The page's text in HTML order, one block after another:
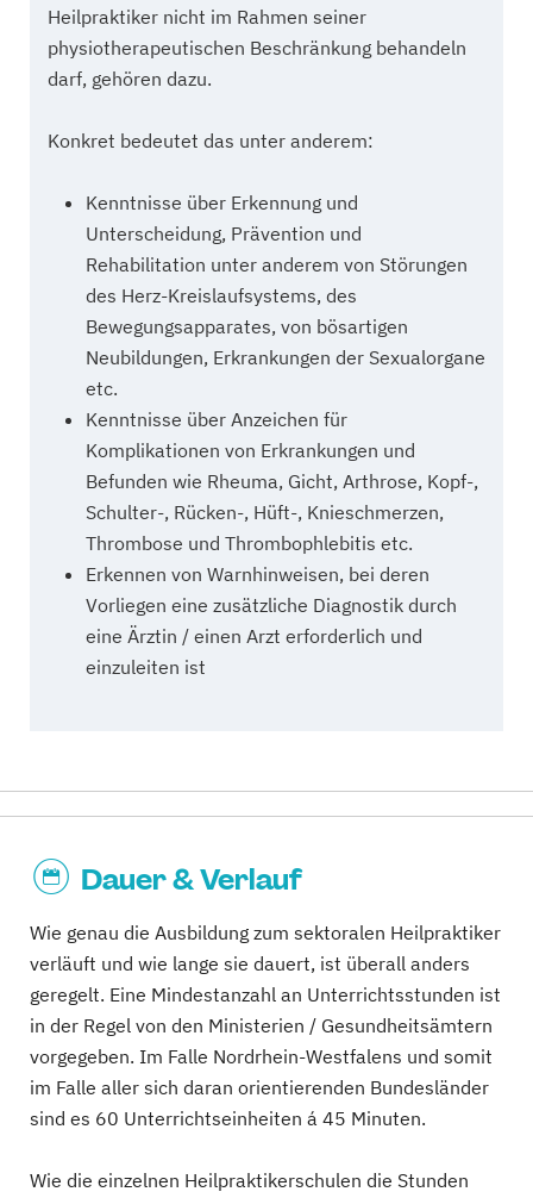
Heilpraktiker nicht im Rahmen seiner
physiotherapeutischen Beschränkung behandeln
darf, gehören dazu.
Konkret bedeutet das unter anderem:
Kenntnisse über Erkennung und
Unterscheidung, Prävention und
Rehabilitation unter anderem von Störungen
des Herz-Kreislaufsystems, des
Bewegungsapparates, von bösartigen
Neubildungen, Erkrankungen der Sexualorgane
etc.
Kenntnisse über Anzeichen für
Komplikationen von Erkrankungen und
Befunden wie Rheuma, Gicht, Arthrose, Kopf-,
Schulter-, Rücken-, Hüft-, Knieschmerzen,
Thrombose und Thrombophlebitis etc.
Erkennen von Warnhinweisen, bei deren
Vorliegen eine zusätzliche Diagnostik durch
eine Ärztin / einen Arzt erforderlich und
einzuleiten ist
Dauer & Verlauf
Wie genau die Ausbildung zum sektoralen Heilpraktiker
verläuft und wie lange sie dauert, ist überall anders
geregelt. Eine Mindestanzahl an Unterrichtsstunden ist
in der Regel von den Ministerien / Gesundheitsämtern
vorgegeben. Im Falle Nordrhein-Westfalens und somit
im Falle aller sich daran orientierenden Bundesländer
sind es 60 Unterrichtseinheiten á 45 Minuten.
Wie die einzelnen Heilpraktikerschulen die Stunden